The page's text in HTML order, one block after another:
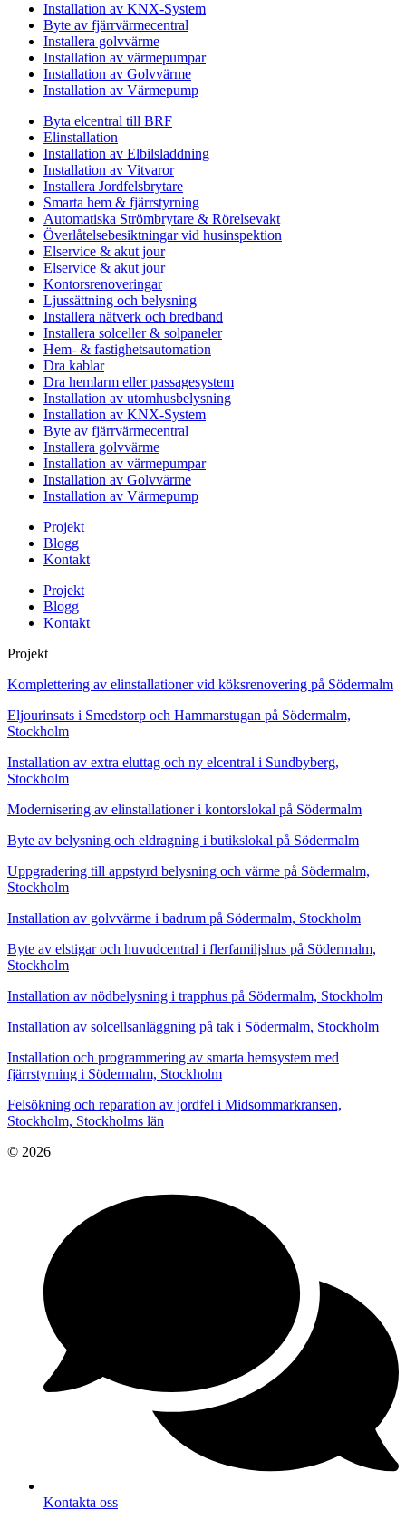
Installation av KNX-System
Byte av fjärrvärmecentral
Installera golvvärme
Installation av värmepumpar
Installation av Golvvärme
Installation av Värmepump
Byta elcentral till BRF
Elinstallation
Installation av Elbilsladdning
Installation av Vitvaror
Installera Jordfelsbrytare
Smarta hem & fjärrstyrning
Automatiska Strömbrytare & Rörelsevakt
Överlåtelsebesiktningar vid husinspektion
Elservice & akut jour
Elservice & akut jour
Kontorsrenoveringar
Ljussättning och belysning
Installera nätverk och bredband
Installera solceller & solpaneler
Hem- & fastighetsautomation
Dra kablar
Dra hemlarm eller passagesystem
Installation av utomhusbelysning
Installation av KNX-System
Byte av fjärrvärmecentral
Installera golvvärme
Installation av värmepumpar
Installation av Golvvärme
Installation av Värmepump
Projekt
Blogg
Kontakt
Projekt
Blogg
Kontakt
Projekt
Komplettering av elinstallationer vid köksrenovering på Södermalm
Eljourinsats i Smedstorp och Hammarstugan på Södermalm,
Stockholm
Installation av extra eluttag och ny elcentral i Sundbyberg,
Stockholm
Modernisering av elinstallationer i kontorslokal på Södermalm
Byte av belysning och eldragning i butikslokal på Södermalm
Uppgradering till appstyrd belysning och värme på Södermalm,
Stockholm
Installation av golvvärme i badrum på Södermalm, Stockholm
Byte av elstigar och huvudcentral i flerfamiljshus på Södermalm,
Stockholm
Installation av nödbelysning i trapphus på Södermalm, Stockholm
Installation av solcellsanläggning på tak i Södermalm, Stockholm
Installation och programmering av smarta hemsystem med
fjärrstyrning i Södermalm, Stockholm
Felsökning och reparation av jordfel i Midsommarkransen,
Stockholm, Stockholms län
© 2026
Kontakta oss